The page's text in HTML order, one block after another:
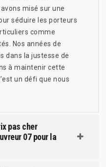
misé sur une
séduire les porteurs
comme
Nos années de
dans la justesse de
à maintenir cette
un défi que nous
pas cher
07 pour la